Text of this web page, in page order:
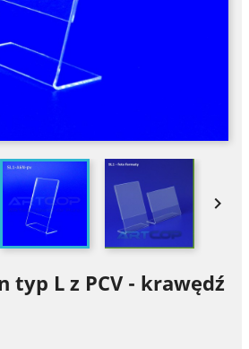

typ L z PCV - krawędź